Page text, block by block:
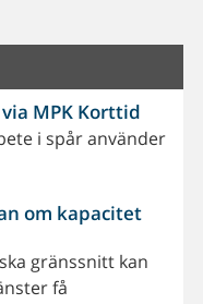
MPK Korttid
i spår använder
om kapacitet
gränssnitt kan
få